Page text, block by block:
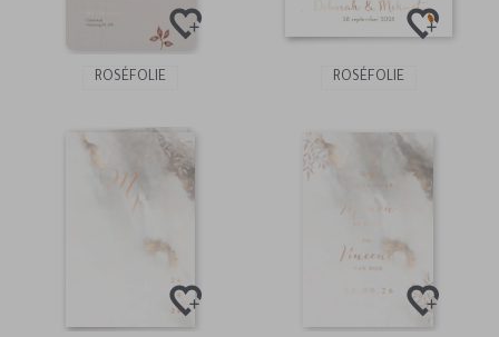
ROSÉFOLIE ROSÉFOLIE